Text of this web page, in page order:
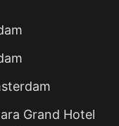
Grand Hotel